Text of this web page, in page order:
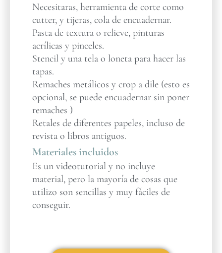
Necesitaras, herramienta de corte como
cutter, y tijeras, cola de encuadernar.
Pasta de textura o relieve, pinturas
acrílicas y pinceles.
Stencil y una tela o loneta para hacer las
tapas.
Remaches metálicos y crop a dile (esto es
opcional, se puede encuadernar sin poner
remaches )
Retales de diferentes papeles, incluso de
revista o libros antiguos.
Materiales incluidos
Es un videotutorial y no incluye
material, pero la mayoría de cosas que
utilizo son sencillas y muy fáciles de
conseguir.